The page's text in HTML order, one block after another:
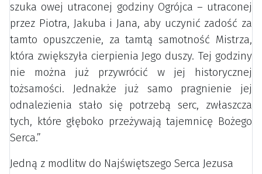
szuka owej utraconej godziny Ogrójca – utraconej
przez Piotra, Jakuba i Jana, aby uczynić zadość za
tamto opuszczenie, za tamtą samotność Mistrza,
która zwiększyła cierpienia Jego duszy. Tej godziny
nie można już przywrócić w jej historycznej
tożsamości. Jednakże już samo pragnienie jej
odnalezienia stało się potrzebą serc, zwłaszcza
tych, które głęboko przeżywają tajemnicę Bożego
Serca.”
Jedną z modlitw do Najświętszego Serca Jezusa